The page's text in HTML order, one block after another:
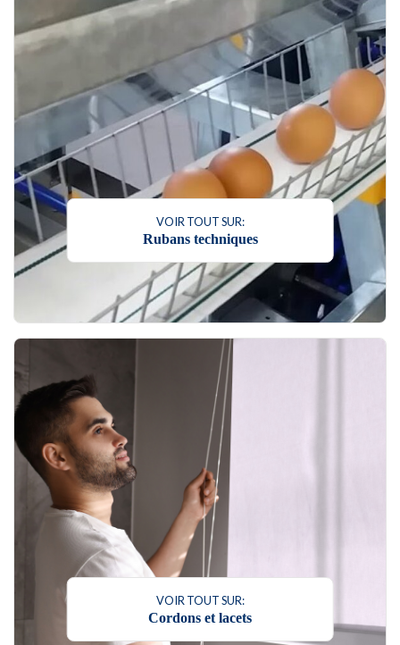
VOIR TOUT SUR:
Rubans techniques
VOIR TOUT SUR:
Cordons et lacets